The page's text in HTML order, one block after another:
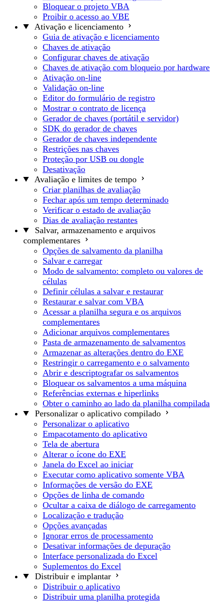
Bloquear o projeto VBA
Proibir o acesso ao VBE
Ativação e licenciamento
Guia de ativação e licenciamento
Chaves de ativação
Configurar chaves de ativação
Chaves de ativação com bloqueio por hardware
Ativação on-line
Validação on-line
Editor do formulário de registro
Mostrar o contrato de licença
Gerador de chaves (portátil e servidor)
SDK do gerador de chaves
Gerador de chaves independente
Restrições nas chaves
Proteção por USB ou dongle
Desativação
Avaliação e limites de tempo
Criar planilhas de avaliação
Fechar após um tempo determinado
Verificar o estado de avaliação
Dias de avaliação restantes
Salvar, armazenamento e arquivos
complementares
Opções de salvamento da planilha
Salvar e carregar
Modo de salvamento: completo ou valores de
células
Definir células a salvar e restaurar
Restaurar e salvar com VBA
Acessar a planilha segura e os arquivos
complementares
Adicionar arquivos complementares
Pasta de armazenamento de salvamentos
Armazenar as alterações dentro do EXE
Restringir o carregamento e o salvamento
Abrir e descriptografar os salvamentos
Bloquear os salvamentos a uma máquina
Referências externas e hiperlinks
Obter o caminho ao lado da planilha compilada
Personalizar o aplicativo compilado
Personalizar o aplicativo
Empacotamento do aplicativo
Tela de abertura
Alterar o ícone do EXE
Janela do Excel ao iniciar
Executar como aplicativo somente VBA
Informações de versão do EXE
Opções de linha de comando
Ocultar a caixa de diálogo de carregamento
Localização e tradução
Opções avançadas
Ignorar erros de processamento
Desativar informações de depuração
Interface personalizada do Excel
Suplementos do Excel
Distribuir e implantar
Distribuir o aplicativo
Distribuir uma planilha protegida